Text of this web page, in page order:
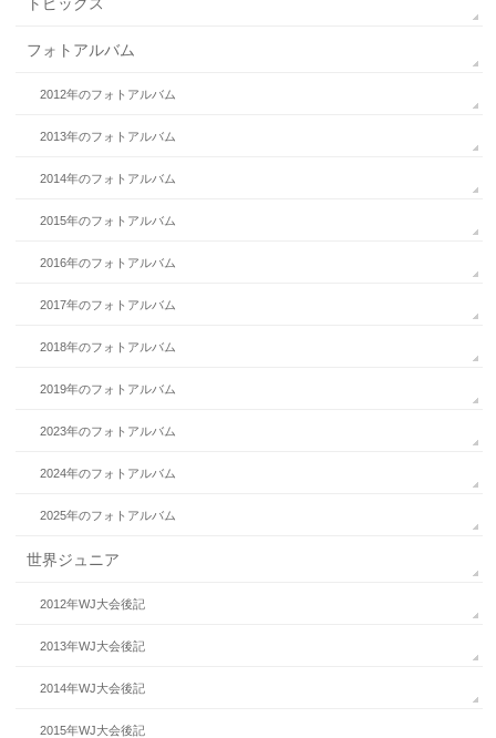
フォトアルバム
2012年のフォトアルバム
2013年のフォトアルバム
2014年のフォトアルバム
2015年のフォトアルバム
2016年のフォトアルバム
2017年のフォトアルバム
2018年のフォトアルバム
2019年のフォトアルバム
2023年のフォトアルバム
2024年のフォトアルバム
2025年のフォトアルバム
世界ジュニア
2012年WJ大会後記
2013年WJ大会後記
2014年WJ大会後記
2015年WJ大会後記